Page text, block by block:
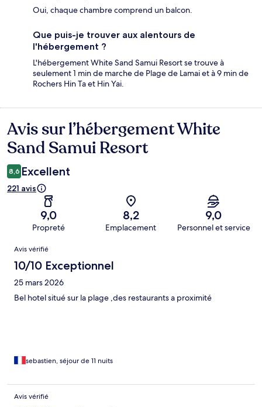
Oui, chaque chambre comprend un balcon.
Que puis-je trouver aux alentours de
l'hébergement ?
L'hébergement White Sand Samui Resort se trouve à
seulement 1 min de marche de Plage de Lamai et à 9 min de
Rochers Hin Ta et Hin Yai.
Avis
Avis sur l’hébergement White
Sand Samui Resort
8,6 Excellent
221 avis
9,0
Propreté
8,2
Emplacement
9,0
Personnel et service
Avis
Avis vérifié
10/10 Exceptionnel
25 mars 2026
Bel hotel situé sur la plage ,des restaurants a proximité
sebastien, séjour de 11 nuits
Avis vérifié